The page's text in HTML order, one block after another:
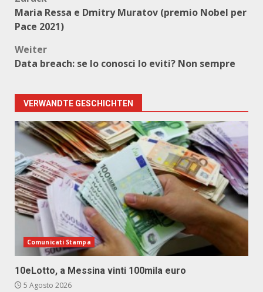
Maria Ressa e Dmitry Muratov (premio Nobel per
Pace 2021)
Weiter
Data breach: se lo conosci lo eviti? Non sempre
VERWANDTE GESCHICHTEN
Comunicati Stampa
10eLotto, a Messina vinti 100mila euro
5 Agosto 2026